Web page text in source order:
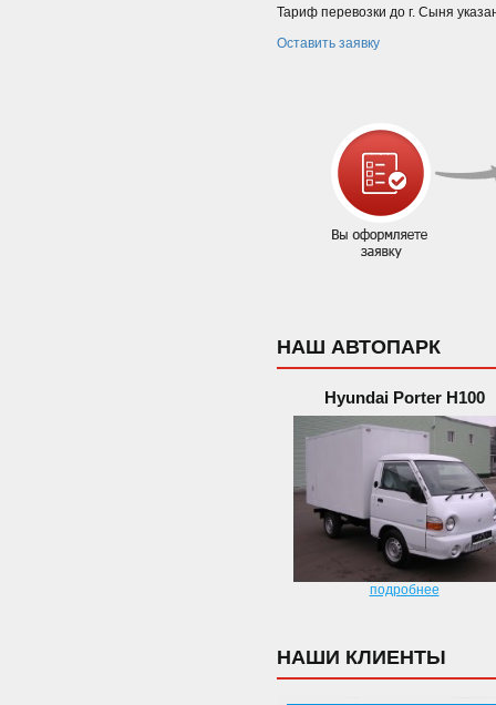
Тариф перевозки до г. Сыня
Оставить заявку
НАШ АВТОПАРК
Hyundai Porter H100
подробнее
НАШИ КЛИЕНТЫ